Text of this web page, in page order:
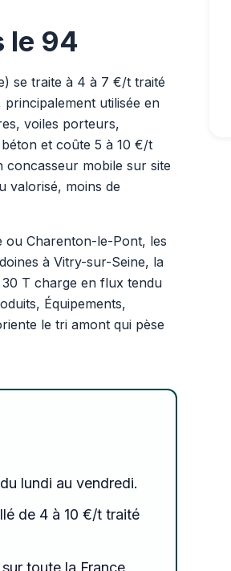
le 94
se traite à 4 à 7 €/t traité
utilisée en
voiles porteurs,
et coûte 5 à 10 €/t
mobile sur site
valorisé, moins de
ou Charenton-le-Pont, les
à Vitry-sur-Seine, la
T charge en flux tendu
Équipements,
le tri amont qui pèse
lundi au vendredi.
de 4 à 10 €/t traité
toute la France.